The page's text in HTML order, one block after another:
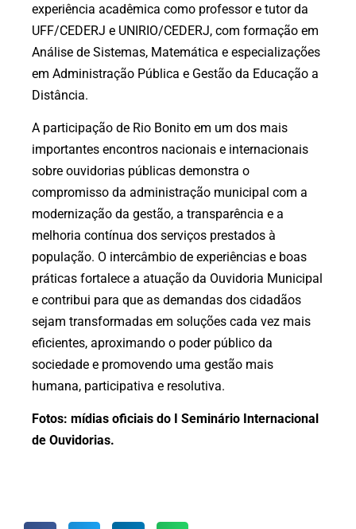
experiência acadêmica como professor e tutor da
UFF/CEDERJ e UNIRIO/CEDERJ, com formação em
Análise de Sistemas, Matemática e especializações
em Administração Pública e Gestão da Educação a
Distância.
A participação de Rio Bonito em um dos mais
importantes encontros nacionais e internacionais
sobre ouvidorias públicas demonstra o
compromisso da administração municipal com a
modernização da gestão, a transparência e a
melhoria contínua dos serviços prestados à
população. O intercâmbio de experiências e boas
práticas fortalece a atuação da Ouvidoria Municipal
e contribui para que as demandas dos cidadãos
sejam transformadas em soluções cada vez mais
eficientes, aproximando o poder público da
sociedade e promovendo uma gestão mais
humana, participativa e resolutiva.
Fotos: mídias oficiais do I Seminário Internacional
de Ouvidorias.